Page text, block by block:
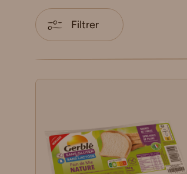
Filtrer